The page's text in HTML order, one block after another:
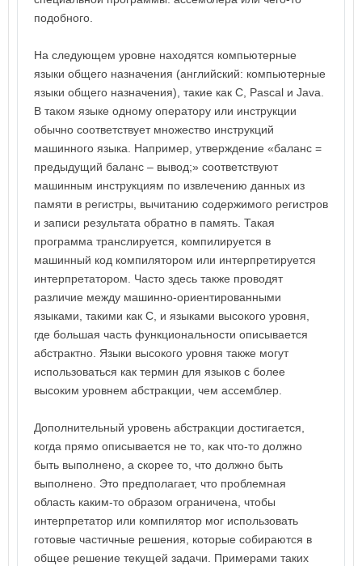
подобного.
На следующем уровне находятся компьютерные
языки общего назначения (английский: компьютерные
языки общего назначения), такие как C, Pascal и Java.
В таком языке одному оператору или инструкции
обычно соответствует множество инструкций
машинного языка. Например, утверждение «баланс =
предыдущий баланс – вывод;» соответствуют
машинным инструкциям по извлечению данных из
памяти в регистры, вычитанию содержимого регистров
и записи результата обратно в память. Такая
программа транслируется, компилируется в
машинный код компилятором или интерпретируется
интерпретатором. Часто здесь также проводят
различие между машинно-ориентированными
языками, такими как C, и языками высокого уровня,
где большая часть функциональности описывается
абстрактно. Языки высокого уровня также могут
использоваться как термин для языков с более
высоким уровнем абстракции, чем ассемблер.
Дополнительный уровень абстракции достигается,
когда прямо описывается не то, как что-то должно
быть выполнено, а скорее то, что должно быть
выполнено. Это предполагает, что проблемная
область каким-то образом ограничена, чтобы
интерпретатор или компилятор мог использовать
готовые частичные решения, которые собираются в
общее решение текущей задачи. Примерами таких